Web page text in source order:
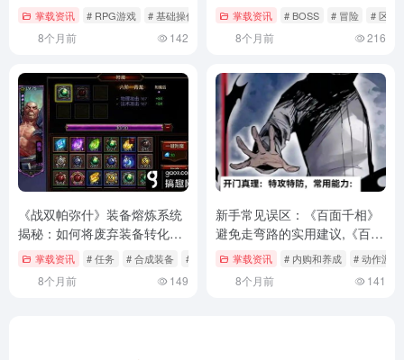
掌载资讯 # RPG游戏 # 基础操作 # 属性
8个月前 142
掌载资讯 # BOSS # 冒险 # 区域
8个月前 216
《战双帕弥什》装备熔炼系统
揭秘：如何将废弃装备转化为
强大战斗力
掌载资讯 # 任务 # 合成装备 # 战双帕弥什
8个月前 149
新手常见误区：《百面千相》
避免走弯路的实用建议,《百面
千相》避免走弯路的实用建议
掌载资讯 # 内购和养成 # 动作游戏
8个月前 141